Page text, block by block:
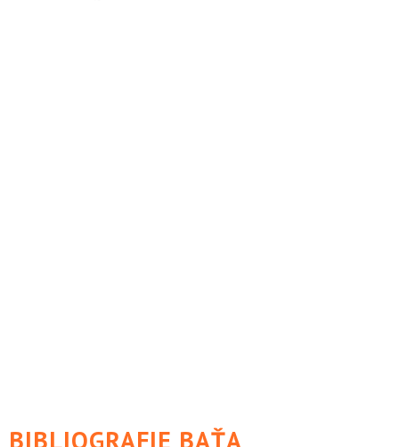
BIBLIOGRAFIE BAŤA